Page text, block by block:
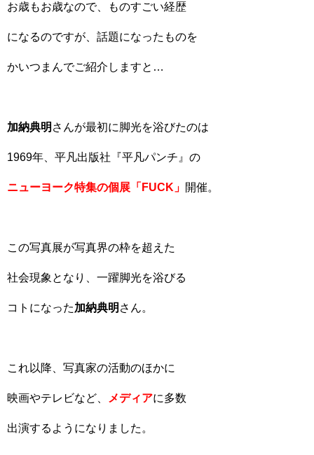
お歳もお歳なので、ものすごい経歴
になるのですが、話題になったものを
かいつまんでご紹介しますと…
加納典明 さんが最初に脚光を浴びたのは
1969年、平凡出版社『平凡パンチ』の
ニューヨーク特集の個展「FUCK」 開催。
この写真展が写真界の枠を超えた
社会現象となり、一躍脚光を浴びる
コトになった加納典明 さん。
これ以降、写真家の活動のほかに
映画やテレビなど、 メディアに多数
出演するようになりました。